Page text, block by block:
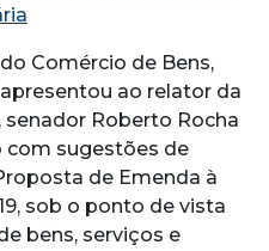
Comércio de Bens,
ao relator da
Roberto Rocha
com sugestões de
de Emenda à
sob o ponto de vista
bens, serviços e